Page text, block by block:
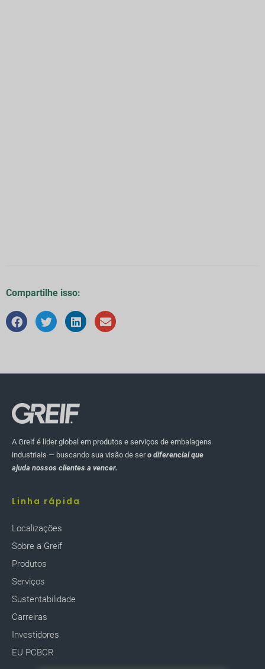
Compartilhe isso:
A Greif é líder global em produtos e serviços de embalagens
industriais — buscando sua visão de sero diferencial que
ajuda nossos clientes a vencer.
Linha rápida
Localizaçôes
Sobre a Greif
Produtos
Serviços
Sustentabilidade
Carreiras
Investidores
EU PCBCR